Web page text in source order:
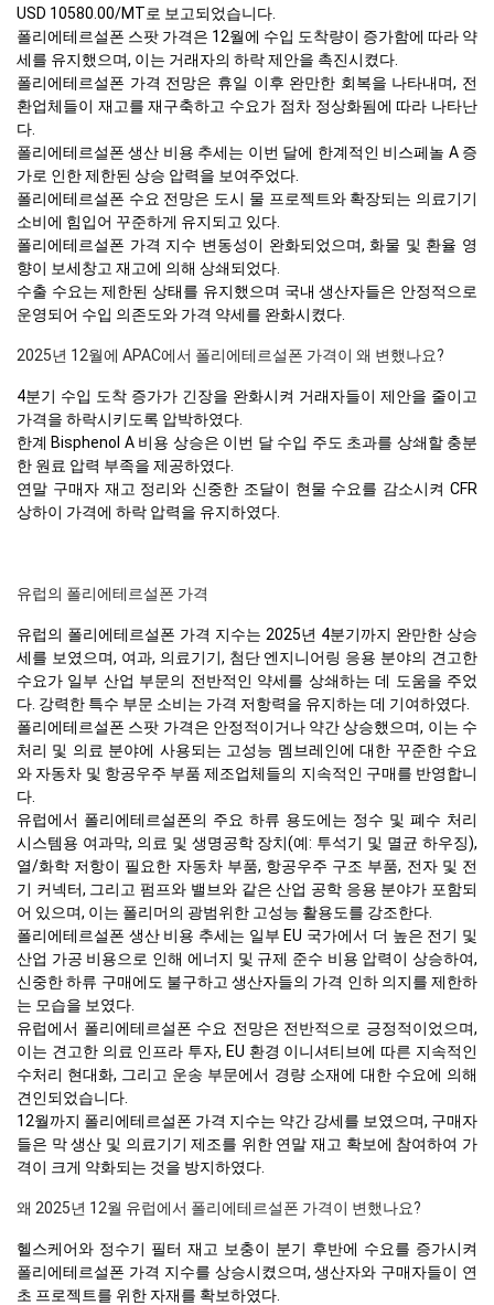
USD 10580.00/MT로 보고되었습니다.
폴리에테르설폰 스팟 가격은 12월에 수입 도착량이 증가함에 따라 약
세를 유지했으며, 이는 거래자의 하락 제안을 촉진시켰다.
폴리에테르설폰 가격 전망은 휴일 이후 완만한 회복을 나타내며, 전
환업체들이 재고를 재구축하고 수요가 점차 정상화됨에 따라 나타난
다.
폴리에테르설폰 생산 비용 추세는 이번 달에 한계적인 비스페놀 A 증
가로 인한 제한된 상승 압력을 보여주었다.
폴리에테르설폰 수요 전망은 도시 물 프로젝트와 확장되는 의료기기
소비에 힘입어 꾸준하게 유지되고 있다.
폴리에테르설폰 가격 지수 변동성이 완화되었으며, 화물 및 환율 영
향이 보세창고 재고에 의해 상쇄되었다.
수출 수요는 제한된 상태를 유지했으며 국내 생산자들은 안정적으로
운영되어 수입 의존도와 가격 약세를 완화시켰다.
2025년 12월에 APAC에서 폴리에테르설폰 가격이 왜 변했나요?
4분기 수입 도착 증가가 긴장을 완화시켜 거래자들이 제안을 줄이고
가격을 하락시키도록 압박하였다.
한계 Bisphenol A 비용 상승은 이번 달 수입 주도 초과를 상쇄할 충분
한 원료 압력 부족을 제공하였다.
연말 구매자 재고 정리와 신중한 조달이 현물 수요를 감소시켜 CFR
상하이 가격에 하락 압력을 유지하였다.
유럽의 폴리에테르설폰 가격
유럽의 폴리에테르설폰 가격 지수는 2025년 4분기까지 완만한 상승
세를 보였으며, 여과, 의료기기, 첨단 엔지니어링 응용 분야의 견고한
수요가 일부 산업 부문의 전반적인 약세를 상쇄하는 데 도움을 주었
다. 강력한 특수 부문 소비는 가격 저항력을 유지하는 데 기여하였다.
폴리에테르설폰 스팟 가격은 안정적이거나 약간 상승했으며, 이는 수
처리 및 의료 분야에 사용되는 고성능 멤브레인에 대한 꾸준한 수요
와 자동차 및 항공우주 부품 제조업체들의 지속적인 구매를 반영합니
다.
유럽에서 폴리에테르설폰의 주요 하류 용도에는 정수 및 폐수 처리
시스템용 여과막, 의료 및 생명공학 장치(예: 투석기 및 멸균 하우징),
열/화학 저항이 필요한 자동차 부품, 항공우주 구조 부품, 전자 및 전
기 커넥터, 그리고 펌프와 밸브와 같은 산업 공학 응용 분야가 포함되
어 있으며, 이는 폴리머의 광범위한 고성능 활용도를 강조한다.
폴리에테르설폰 생산 비용 추세는 일부 EU 국가에서 더 높은 전기 및
산업 가공 비용으로 인해 에너지 및 규제 준수 비용 압력이 상승하여,
신중한 하류 구매에도 불구하고 생산자들의 가격 인하 의지를 제한하
는 모습을 보였다.
유럽에서 폴리에테르설폰 수요 전망은 전반적으로 긍정적이었으며,
이는 견고한 의료 인프라 투자, EU 환경 이니셔티브에 따른 지속적인
수처리 현대화, 그리고 운송 부문에서 경량 소재에 대한 수요에 의해
견인되었습니다.
12월까지 폴리에테르설폰 가격 지수는 약간 강세를 보였으며, 구매자
들은 막 생산 및 의료기기 제조를 위한 연말 재고 확보에 참여하여 가
격이 크게 약화되는 것을 방지하였다.
왜 2025년 12월 유럽에서 폴리에테르설폰 가격이 변했나요?
헬스케어와 정수기 필터 재고 보충이 분기 후반에 수요를 증가시켜
폴리에테르설폰 가격 지수를 상승시켰으며, 생산자와 구매자들이 연
초 프로젝트를 위한 자재를 확보하였다.